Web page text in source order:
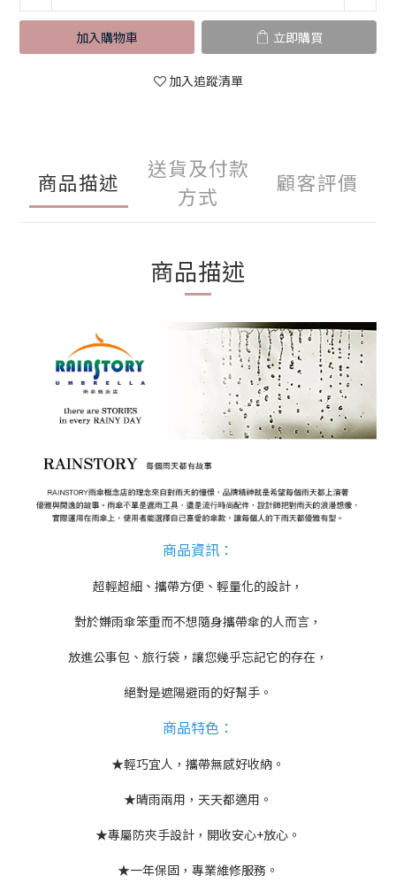
加入購物車 立即購買
加入追蹤清單
商品描述
送貨及付款
方式
顧客評價
商品描述
商品資訊 ：
超輕超細、攜帶方便、輕量化的設計，
對於嫌雨傘笨重而不想隨身攜帶傘的人而言，
放進公事包、旅行袋，讓您幾乎忘記它的存在，
絕對是遮陽避雨的好幫手。
商品特色：
★輕巧宜人，攜帶無感好收納。
★晴雨兩用，天天都適用。
★專屬防夾手設計，開收安心+放心。
★一年保固，專業維修服務。